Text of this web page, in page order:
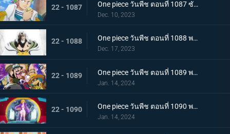
22 - 1087 One piece วันพีช ตอนที่ 1087 ซับไทย ความวุ่นวาย ณ เกาะสตรี คดีหนึ่งของนาวาเอกโคบี้
Dec. 10, 2023
22 - 1088 One piece วันพีช ตอนที่ 1088 พากย์ไทย ความฝันของลูฟี่
Dec. 17, 2023
22 - 1089 One piece วันพีช ตอนที่ 1089 พากย์ไทย เข้าสู่บทใหม่ ทิศทางของลูฟี่กับซาโบ
Jan. 14, 2024
22 - 1090 One piece วันพีช ตอนที่ 1090 พากย์ไทย เกาะแห่งใหม่ เอ็กเฮดเกาะแห่งอนาคต
Jan. 14, 2024